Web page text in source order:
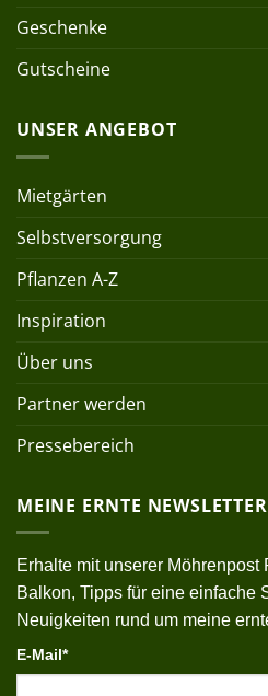
Geschenke
Gutscheine
UNSER ANGEBOT
Mietgärten
Selbstversorgung
Pflanzen A-Z
Inspiration
Über uns
Partner werden
Pressebereich
MEINE ERNTE NEWSLETTER
Erhalte mit unserer Möhrenpost
Balkon, Tipps für eine einfache
Neuigkeiten rund um meine
E-Mail*